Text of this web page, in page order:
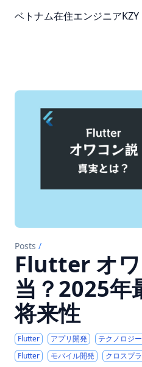
ベトナム在住エンジニアKZY
Posts /
Flutter オ
当？2025年
将来性
Flutter アプリ開発 テクノロジ
Flutter
モバイル開発 クロスプ